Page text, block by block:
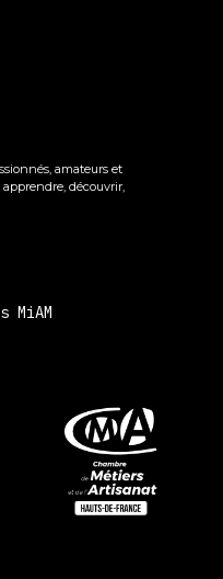
amateurs et
découvrir,